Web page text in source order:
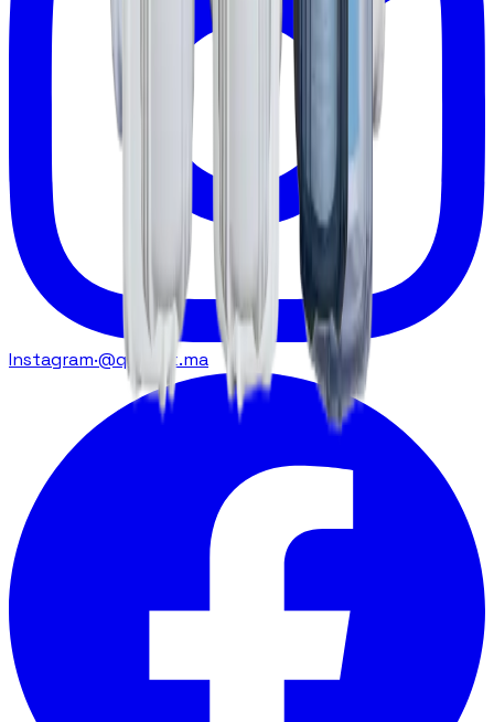
Instagram·@qatarat.ma